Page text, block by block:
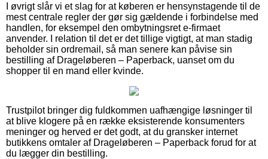
I øvrigt slår vi et slag for at køberen er hensynstagende til de
mest centrale regler der gør sig gældende i forbindelse med
handlen, for eksempel den ombytningsret e-firmaet
anvender. I relation til det er det tillige vigtigt, at man stadig
beholder sin ordremail, så man senere kan påvise sin
bestilling af Drageløberen – Paperback, uanset om du
shopper til en mand eller kvinde.
Trustpilot bringer dig fuldkommen uafhængige løsninger til
at blive klogere på en række eksisterende konsumenters
meninger og herved er det godt, at du gransker internet
butikkens omtaler af Drageløberen – Paperback forud for at
du lægger din bestilling.